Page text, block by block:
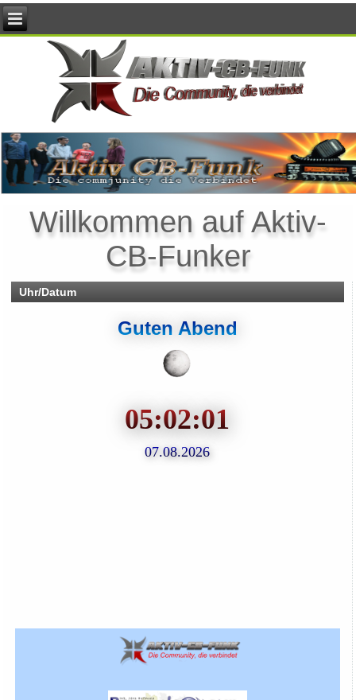
Willkommen auf Aktiv-
CB-Funker
Uhr/Datum